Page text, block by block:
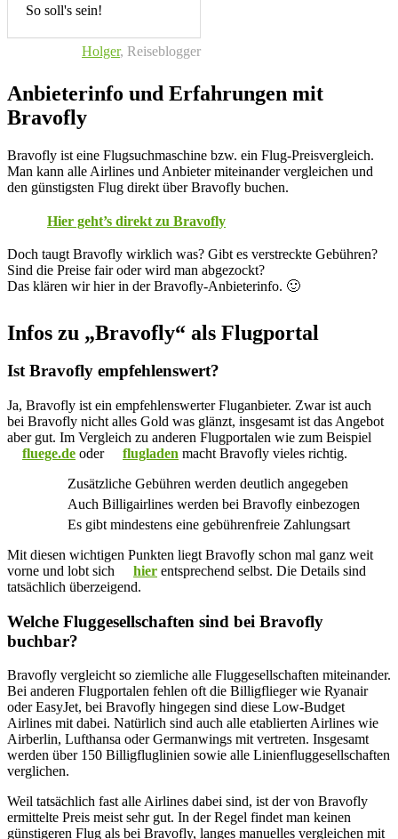
So soll's sein!
Holger, Reiseblogger
Anbieterinfo und Erfahrungen mit
Bravofly
Bravofly ist eine Flugsuchmaschine bzw. ein Flug-Preisvergleich.
Man kann alle Airlines und Anbieter miteinander vergleichen und
den günstigsten Flug direkt über Bravofly buchen.
Hier geht’s direkt zu Bravofly
Doch taugt Bravofly wirklich was? Gibt es verstreckte Gebühren?
Sind die Preise fair oder wird man abgezockt?
Das klären wir hier in der Bravofly-Anbieterinfo. 🙂
Infos zu „Bravofly“ als Flugportal
Ist Bravofly empfehlenswert?
Ja, Bravofly ist ein empfehlenswerter Fluganbieter. Zwar ist auch
bei Bravofly nicht alles Gold was glänzt, insgesamt ist das Angebot
aber gut. Im Vergleich zu anderen Flugportalen wie zum Beispiel
fluege.de oder flugladen macht Bravofly vieles richtig.
Zusätzliche Gebühren werden deutlich angegeben
Auch Billigairlines werden bei Bravofly einbezogen
Es gibt mindestens eine gebührenfreie Zahlungsart
Mit diesen wichtigen Punkten liegt Bravofly schon mal ganz weit
vorne und lobt sich
hier entsprechend selbst. Die Details sind
tatsächlich überzeigend.
Welche Fluggesellschaften sind bei Bravofly
buchbar?
Bravofly vergleicht so ziemliche alle Fluggesellschaften miteinander.
Bei anderen Flugportalen fehlen oft die Billigflieger wie Ryanair
oder EasyJet, bei Bravofly hingegen sind diese Low-Budget
Airlines mit dabei. Natürlich sind auch alle etablierten Airlines wie
Airberlin, Lufthansa oder Germanwings mit vertreten. Insgesamt
werden über 150 Billigfluglinien sowie alle Linienfluggesellschaften
verglichen.
Weil tatsächlich fast alle Airlines dabei sind, ist der von Bravofly
ermittelte Preis meist sehr gut. In der Regel findet man keinen
günstigeren Flug als bei Bravofly, langes manuelles vergleichen mit